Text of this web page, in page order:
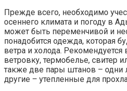
Прежде всего, необходимо
осеннего климата и погоду в
может быть переменчивой и
понадобится одежда, которая
ветра и холода. Рекомендуется
ветровку, термобелье, свитер
также две пары штанов – одни
другие – утепленные для